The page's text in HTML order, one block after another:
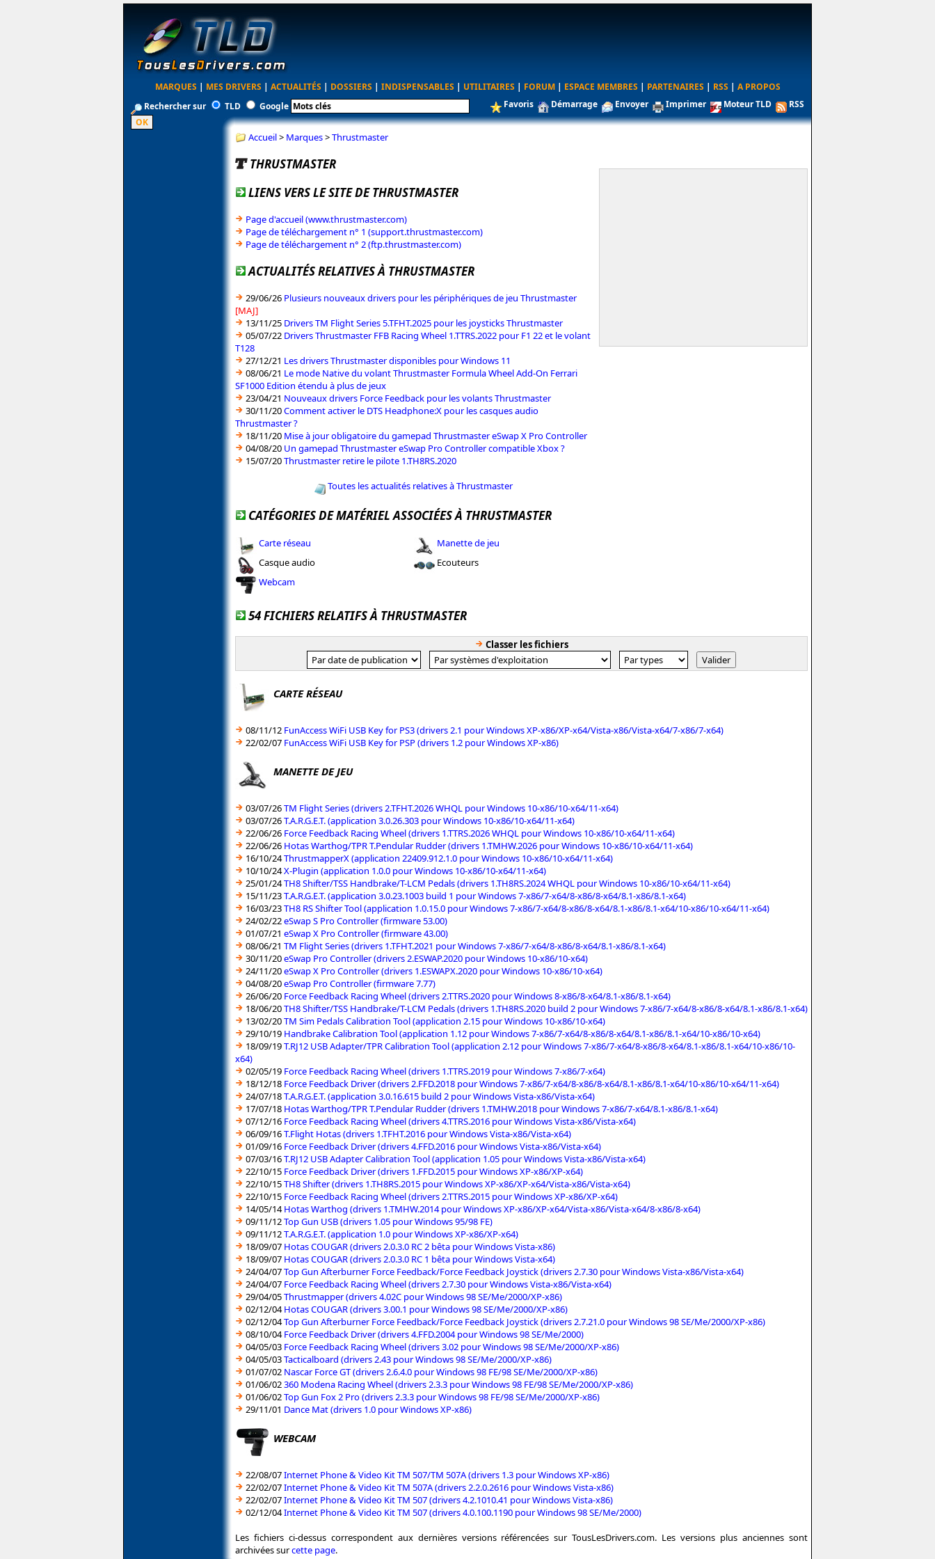
MARQUES | MES DRIVERS | ACTUALITÉS | DOSSIERS | INDISPENSABLES | UTILITAIRES | FORUM | ESPACE MEMBRES | PARTENAIRES | RSS | A PROPOS
Rechercher sur
TLD Google Favoris Démarrage Envoyer Imprimer Moteur TLD RSS
Accueil> Marques>Thrustmaster
THRUSTMASTER
LIENS VERS LE SITE DE THRUSTMASTER
Page d'accueil (www.thrustmaster.com)
Page de téléchargement n° 1 (support.thrustmaster.com)
Page de téléchargement n° 2 (ftp.thrustmaster.com)
ACTUALITÉS RELATIVES À THRUSTMASTER
29/06/26 Plusieurs nouveaux drivers pour les périphériques de jeu Thrustmaster
[MAJ]
13/11/25 Drivers TM Flight Series 5.TFHT.2025 pour les joysticks Thrustmaster
05/07/22 Drivers Thrustmaster FFB Racing Wheel 1.TTRS.2022 pour F1 22 et le volant
T128
27/12/21 Les drivers Thrustmaster disponibles pour Windows 11
08/06/21 Le mode Native du volant Thrustmaster Formula Wheel Add-On Ferrari
SF1000 Edition étendu à plus de jeux
23/04/21 Nouveaux drivers Force Feedback pour les volants Thrustmaster
30/11/20Comment activer le DTS Headphone:X pour les casques audio
Thrustmaster ?
18/11/20 Mise à jour obligatoire du gamepad Thrustmaster eSwap X Pro Controller
04/08/20 Un gamepad Thrustmaster eSwap Pro Controller compatible Xbox ?
15/07/20Thrustmaster retire le pilote 1.TH8RS.2020
Toutes les actualités relatives à Thrustmaster
CATÉGORIES DE MATÉRIEL ASSOCIÉES À THRUSTMASTER
Carte réseau
Manette de jeu
Casque audio
Ecouteurs
Webcam
54 FICHIERS RELATIFS À THRUSTMASTER
Classer les fichiers
CARTE RÉSEAU
08/11/12 FunAccess WiFi USB Key for PS3 (drivers 2.1 pour Windows XP-x86/XP-x64/Vista-x86/Vista-x64/7-x86/7-x64)
22/02/07 FunAccess WiFi USB Key for PSP (drivers 1.2 pour Windows XP-x86)
MANETTE DE JEU
03/07/26TM Flight Series (drivers 2.TFHT.2026 WHQL pour Windows 10-x86/10-x64/11-x64)
03/07/26T.A.R.G.E.T. (application 3.0.26.303 pour Windows 10-x86/10-x64/11-x64)
22/06/26 Force Feedback Racing Wheel (drivers 1.TTRS.2026 WHQL pour Windows 10-x86/10-x64/11-x64)
22/06/26 Hotas Warthog/TPR T.Pendular Rudder (drivers 1.TMHW.2026 pour Windows 10-x86/10-x64/11-x64)
16/10/24ThrustmapperX (application 22409.912.1.0 pour Windows 10-x86/10-x64/11-x64)
10/10/24X-Plugin (application 1.0.0 pour Windows 10-x86/10-x64/11-x64)
25/01/24TH8 Shifter/TSS Handbrake/T-LCM Pedals (drivers 1.TH8RS.2024 WHQL pour Windows 10-x86/10-x64/11-x64)
15/11/23T.A.R.G.E.T. (application 3.0.23.1003 build 1 pour Windows 7-x86/7-x64/8-x86/8-x64/8.1-x86/8.1-x64)
16/03/23TH8 RS Shifter Tool (application 1.0.15.0 pour Windows 7-x86/7-x64/8-x86/8-x64/8.1-x86/8.1-x64/10-x86/10-x64/11-x64)
24/02/22eSwap S Pro Controller (firmware 53.00)
01/07/21 eSwap X Pro Controller (firmware 43.00)
08/06/21 TM Flight Series (drivers 1.TFHT.2021 pour Windows 7-x86/7-x64/8-x86/8-x64/8.1-x86/8.1-x64)
30/11/20eSwap Pro Controller (drivers 2.ESWAP.2020 pour Windows 10-x86/10-x64)
24/11/20eSwap X Pro Controller (drivers 1.ESWAPX.2020 pour Windows 10-x86/10-x64)
04/08/20eSwap Pro Controller (firmware 7.77)
26/06/20 Force Feedback Racing Wheel (drivers 2.TTRS.2020 pour Windows 8-x86/8-x64/8.1-x86/8.1-x64)
18/06/20TH8 Shifter/TSS Handbrake/T-LCM Pedals (drivers 1.TH8RS.2020 build 2 pour Windows 7-x86/7-x64/8-x86/8-x64/8.1-x86/8.1-x64)
13/02/20TM Sim Pedals Calibration Tool (application 2.15 pour Windows 10-x86/10-x64)
29/10/19 Handbrake Calibration Tool (application 1.12 pour Windows 7-x86/7-x64/8-x86/8-x64/8.1-x86/8.1-x64/10-x86/10-x64)
18/09/19T.RJ12 USB Adapter/TPR Calibration Tool (application 2.12 pour Windows 7-x86/7-x64/8-x86/8-x64/8.1-x86/8.1-x64/10-x86/10-
x64)
02/05/19 Force Feedback Racing Wheel (drivers 1.TTRS.2019 pour Windows 7-x86/7-x64)
18/12/18 Force Feedback Driver (drivers 2.FFD.2018 pour Windows 7-x86/7-x64/8-x86/8-x64/8.1-x86/8.1-x64/10-x86/10-x64/11-x64)
24/07/18T.A.R.G.E.T. (application 3.0.16.615 build 2 pour Windows Vista-x86/Vista-x64)
17/07/18 Hotas Warthog/TPR T.Pendular Rudder (drivers 1.TMHW.2018 pour Windows 7-x86/7-x64/8.1-x86/8.1-x64)
07/12/16 Force Feedback Racing Wheel (drivers 4.TTRS.2016 pour Windows Vista-x86/Vista-x64)
06/09/16T.Flight Hotas (drivers 1.TFHT.2016 pour Windows Vista-x86/Vista-x64)
01/09/16 Force Feedback Driver (drivers 4.FFD.2016 pour Windows Vista-x86/Vista-x64)
07/03/16T.RJ12 USB Adapter Calibration Tool (application 1.05 pour Windows Vista-x86/Vista-x64)
22/10/15 Force Feedback Driver (drivers 1.FFD.2015 pour Windows XP-x86/XP-x64)
22/10/15TH8 Shifter (drivers 1.TH8RS.2015 pour Windows XP-x86/XP-x64/Vista-x86/Vista-x64)
22/10/15 Force Feedback Racing Wheel (drivers 2.TTRS.2015 pour Windows XP-x86/XP-x64)
14/05/14Hotas Warthog (drivers 1.TMHW.2014 pour Windows XP-x86/XP-x64/Vista-x86/Vista-x64/8-x86/8-x64)
09/11/12Top Gun USB (drivers 1.05 pour Windows 95/98 FE)
09/11/12T.A.R.G.E.T. (application 1.0 pour Windows XP-x86/XP-x64)
18/09/07 Hotas COUGAR (drivers 2.0.3.0 RC 2 bêta pour Windows Vista-x86)
18/09/07 Hotas COUGAR (drivers 2.0.3.0 RC 1 bêta pour Windows Vista-x64)
24/04/07Top Gun Afterburner Force Feedback/Force Feedback Joystick (drivers 2.7.30 pour Windows Vista-x86/Vista-x64)
24/04/07 Force Feedback Racing Wheel (drivers 2.7.30 pour Windows Vista-x86/Vista-x64)
29/04/05Thrustmapper (drivers 4.02C pour Windows 98 SE/Me/2000/XP-x86)
02/12/04Hotas COUGAR (drivers 3.00.1 pour Windows 98 SE/Me/2000/XP-x86)
02/12/04Top Gun Afterburner Force Feedback/Force Feedback Joystick (drivers 2.7.21.0 pour Windows 98 SE/Me/2000/XP-x86)
08/10/04Force Feedback Driver (drivers 4.FFD.2004 pour Windows 98 SE/Me/2000)
04/05/03 Force Feedback Racing Wheel (drivers 3.02 pour Windows 98 SE/Me/2000/XP-x86)
04/05/03Tacticalboard (drivers 2.43 pour Windows 98 SE/Me/2000/XP-x86)
01/07/02 Nascar Force GT (drivers 2.6.4.0 pour Windows 98 FE/98 SE/Me/2000/XP-x86)
01/06/02360 Modena Racing Wheel (drivers 2.3.3 pour Windows 98 FE/98 SE/Me/2000/XP-x86)
01/06/02Top Gun Fox 2 Pro (drivers 2.3.3 pour Windows 98 FE/98 SE/Me/2000/XP-x86)
29/11/01 Dance Mat (drivers 1.0 pour Windows XP-x86)
WEBCAM
22/08/07Internet Phone & Video Kit TM 507/TM 507A (drivers 1.3 pour Windows XP-x86)
22/02/07Internet Phone & Video Kit TM 507A (drivers 2.2.0.2616 pour Windows Vista-x86)
22/02/07Internet Phone & Video Kit TM 507 (drivers 4.2.1010.41 pour Windows Vista-x86)
02/12/04Internet Phone & Video Kit TM 507 (drivers 4.0.100.1190 pour Windows 98 SE/Me/2000)
Les fichiers ci-dessus correspondent aux dernières versions référencées sur TousLesDrivers.com. Les versions plus anciennes sont
archivées surcette page.